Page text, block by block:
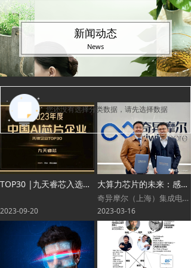
您还没有选择分类数据，请先选择数据
TOP30 |九天睿芯入选2023年度“中国AI芯片企业先锋榜”
2023-09-20
大算力芯片的未来：感存算一体芯片拥抱Chiplet生态
奇异摩尔（上海）集成电路设计有限公司与深圳市九天睿芯科技有限公司正式签署战略合作协议
2023-03-16
新闻动态
News